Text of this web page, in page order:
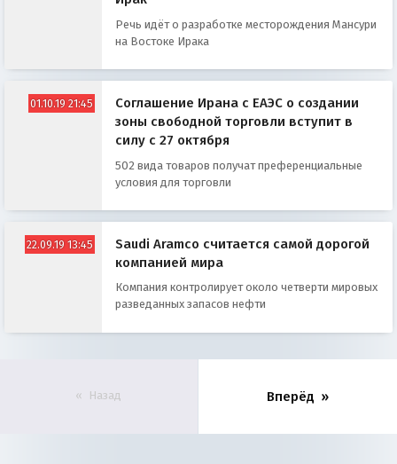
Речь идёт о разработке месторождения Мансури
на Востоке Ирака
01.10.19 21:45
Соглашение Ирана с ЕАЭС о создании
зоны свободной торговли вступит в
силу с 27 октября
502 вида товаров получат преференциальные
условия для торговли
22.09.19 13:45
Saudi Aramco считается самой дорогой
компанией мира
Компания контролирует около четверти мировых
разведанных запасов нефти
Назад Вперёд